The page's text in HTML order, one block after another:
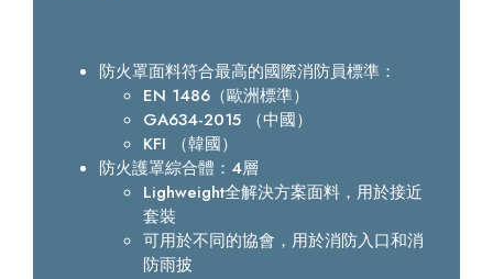
防火罩面料符合最高的國際消防員標準：
EN 1486（歐洲標準）
GA634-2015 （中國）
KFI （韓國）
防火護罩綜合體：4層
Lighweight全解決方案面料，用於接近
套裝
可用於不同的協會，用於消防入口和消
防雨披